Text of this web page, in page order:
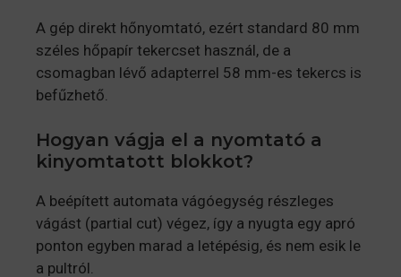
A gép direkt hőnyomtató, ezért standard 80 mm
széles hőpapír tekercset használ, de a
csomagban lévő adapterrel 58 mm-es tekercs is
befűzhető.
Hogyan vágja el a nyomtató a
kinyomtatott blokkot?
A beépített automata vágóegység részleges
vágást (partial cut) végez, így a nyugta egy apró
ponton egyben marad a letépésig, és nem esik le
a pultról.